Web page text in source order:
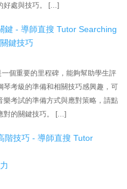
好處與技巧。 […]
鍵 - 導師直搜 Tutor Searching
鍵技巧
個重要的里程碑，能夠幫助學生評
考級的準備和相關技巧感興趣，可
考試的準備方式與應對策略，請點
對的關鍵技巧。 […]
階技巧 - 導師直搜 Tutor